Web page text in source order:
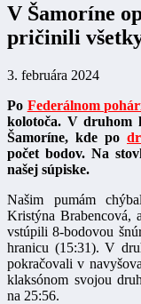
V Šamoríne
pričinili
3. februára 2024
Po Federálnom
kolotoča. V druhom
Šamoríne, kde po
počet bodov. Na
našej súpiske.
Našim pumám
Kristýna Brabencová,
vstúpili 8-bodovou
hranicu (15:31). V
pokračovali v
klaksónom svojou
na 25:56.